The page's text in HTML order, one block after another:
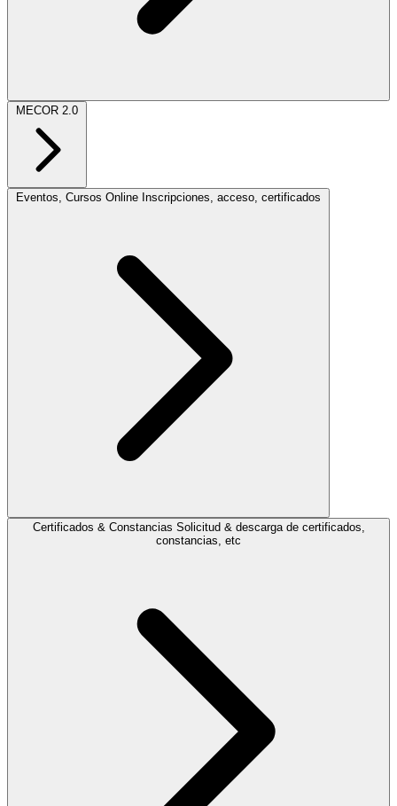
MECOR 2.0
Eventos, Cursos Online Inscripciones, acceso, certificados
Certificados & Constancias Solicitud & descarga de certificados,
constancias, etc